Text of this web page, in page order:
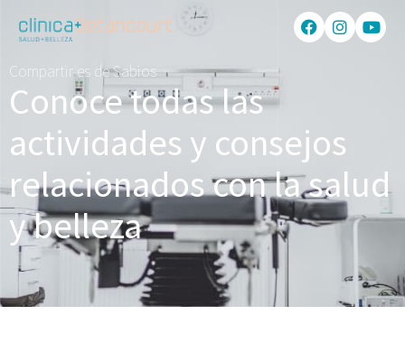
Compartir es de Sabios
Conoce todas las
actividades y consejos
relacionados con la salud
y belleza